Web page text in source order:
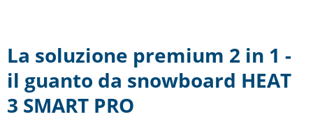
La soluzione premium 2 in 1 -
il guanto da snowboard HEAT
3 SMART PRO